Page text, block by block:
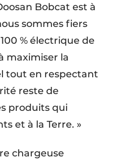
Bobcat est à
sommes fiers
% électrique de
maximiser la
tout en respectant
reste de
produits qui
et à la Terre. »
chargeuse